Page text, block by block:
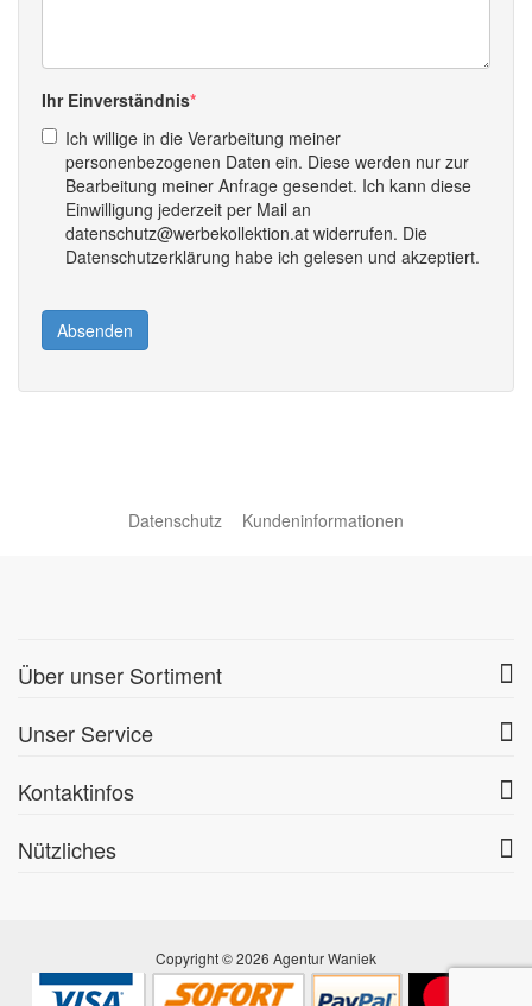
Ihr Einverständnis
Ich willige in die Verarbeitung meiner
personenbezogenen Daten ein. Diese werden nur zur
Bearbeitung meiner Anfrage gesendet. Ich kann diese
Einwilligung jederzeit per Mail an
datenschutz@werbekollektion.at widerrufen. Die
Datenschutzerklärung habe ich gelesen und akzeptiert.
Absenden
Datenschutz Kundeninformationen
Über unser Sortiment
Unser Service
Kontaktinfos
Nützliches
Copyright © 2026 Agentur Waniek